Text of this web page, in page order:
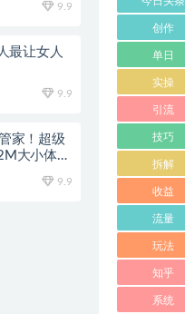
9.9
最让女人
9.9
家！超级
大小体
9.9
创作
单日
实操
引流
技巧
拆解
收益
流量
玩法
知乎
系统